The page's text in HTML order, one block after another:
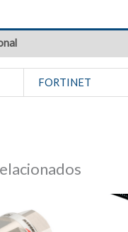
FORTINET